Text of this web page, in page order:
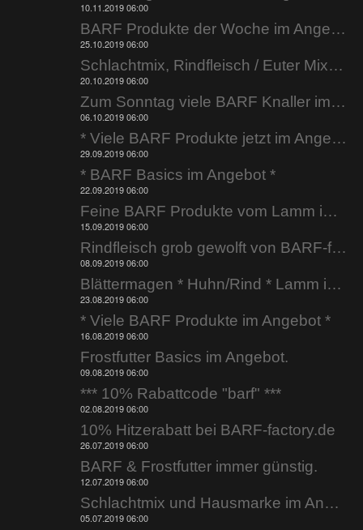
10.11.2019 06:00
BARF Produkte der Woche im Angebot.
25.10.2019 06:00
Schlachtmix, Rindfleisch / Euter Mix uvm. im Angebot.
20.10.2019 06:00
Zum Sonntag viele BARF Knaller im Angebot.
06.10.2019 06:00
* Viele BARF Produkte jetzt im Angebot *
29.09.2019 06:00
* BARF Basics im Angebot *
22.09.2019 06:00
Feine BARF Produkte vom Lamm im Angebot.
15.09.2019 06:00
Rindfleisch grob gewolft von BARF-factory.de
08.09.2019 06:00
Blättermagen * Huhn/Rind * Lamm im Angebot.
23.08.2019 06:00
* Viele BARF Produkte im Angebot *
16.08.2019 06:00
Frostfutter Basics im Angebot.
09.08.2019 06:00
*** 10% Rabattcode "barf" ***
02.08.2019 06:00
10% Hitzerabatt bei BARF-factory.de
26.07.2019 06:00
BARF & Frostfutter immer günstig.
12.07.2019 06:00
Schlachtmix und Hausmarke im Angebot.
05.07.2019 06:00